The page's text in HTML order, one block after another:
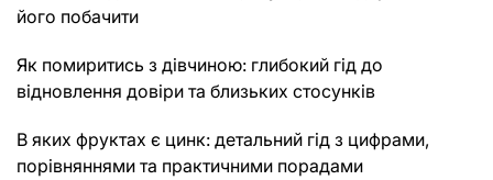
його побачити
Як помиритись з дівчиною: глибокий гід до
відновлення довіри та близьких стосунків
В яких фруктах є цинк: детальний гід з цифрами,
порівняннями та практичними порадами